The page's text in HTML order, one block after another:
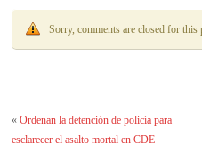
Sorry, comments are closed for this
«Ordenan la detención de policía para
esclarecer el asalto mortal en CDE